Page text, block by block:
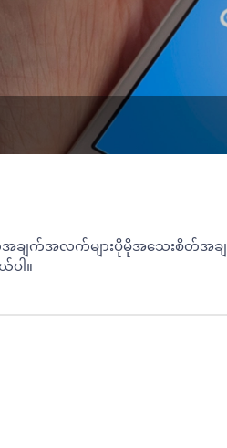
က်အလက်များပိုမိုအသေးစိတ်အချက်
ါ။